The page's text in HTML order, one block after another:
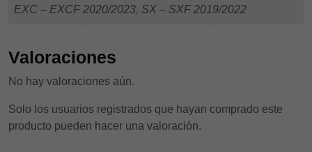
EXC – EXCF 2020/2023, SX – SXF 2019/2022
Valoraciones
No hay valoraciones aún.
Solo los usuarios registrados que hayan comprado este
producto pueden hacer una valoración.